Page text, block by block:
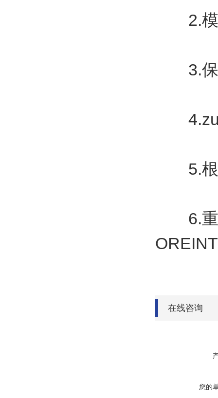
2.模
3.保
4.zui
5.根
6.重
在线咨询
您的